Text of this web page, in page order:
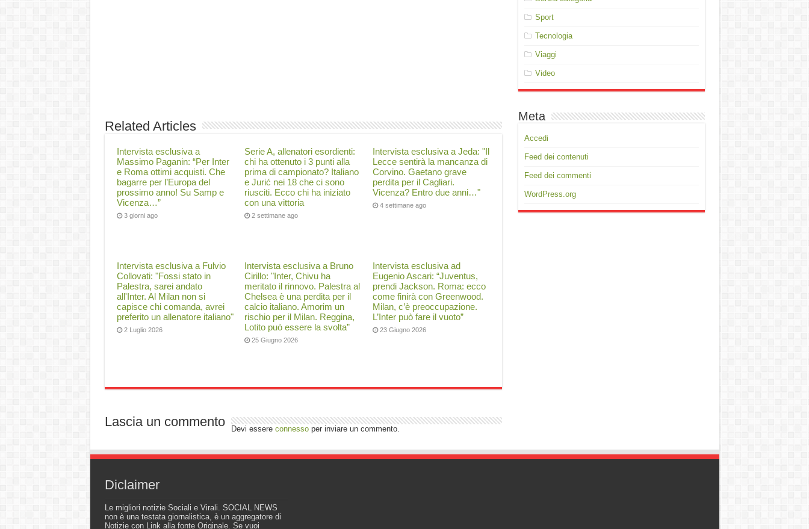
Related Articles
Intervista esclusiva a
Massimo Paganin: “Per Inter
e Roma ottimi acquisti. Che
bagarre per l’Europa del
prossimo anno! Su Samp e
Vicenza…”
3 giorni ago
Serie A, allenatori esordienti:
chi ha ottenuto i 3 punti alla
prima di campionato? Italiano
e Jurić nei 18 che ci sono
riusciti. Ecco chi ha iniziato
con una vittoria
2 settimane ago
Intervista esclusiva a Jeda: "Il
Lecce sentirà la mancanza di
Corvino. Gaetano grave
perdita per il Cagliari.
Vicenza? Entro due anni…"
4 settimane ago
Intervista esclusiva a Fulvio
Collovati: "Fossi stato in
Palestra, sarei andato
all'Inter. Al Milan non si
capisce chi comanda, avrei
preferito un allenatore italiano"
2 Luglio 2026
Intervista esclusiva a Bruno
Cirillo: "Inter, Chivu ha
meritato il rinnovo. Palestra al
Chelsea è una perdita per il
calcio italiano. Amorim un
rischio per il Milan. Reggina,
Lotito può essere la svolta”
25 Giugno 2026
Intervista esclusiva ad
Eugenio Ascari: “Juventus,
prendi Jackson. Roma: ecco
come finirà con Greenwood.
Milan, c’è preoccupazione.
L’Inter può fare il vuoto”
23 Giugno 2026
Lascia un commento Devi essere connessoper inviare un commento.
Sport
Tecnologia
Viaggi
Video
Meta
Accedi
Feed dei contenuti
Feed dei commenti
WordPress.org
Diclaimer
Le migliori notizie Sociali e Virali. SOCIAL NEWS
non è una testata giornalistica, è un aggregatore di
Notizie con Link alla fonte Originale. Se vuoi